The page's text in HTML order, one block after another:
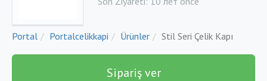
Portal Portalcelikkapi Ürünler Stil Seri Çelik Kapı
Sipariş ver